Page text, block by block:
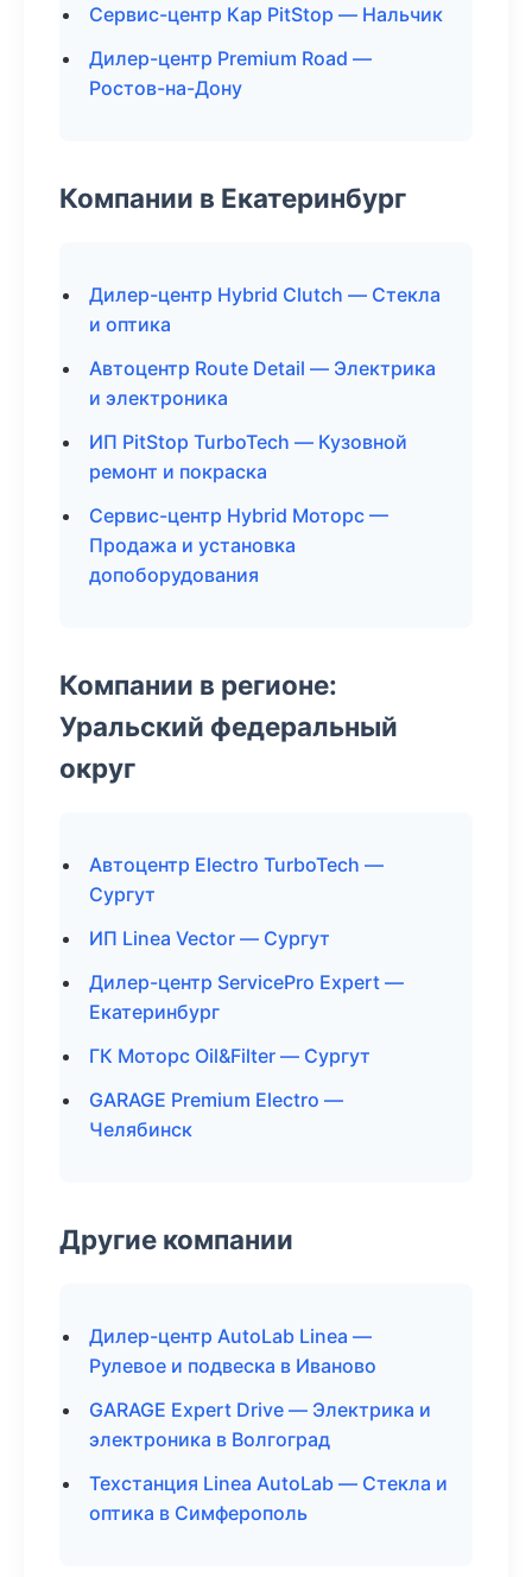
Сервис-центр Кар PitStop — Нальчик
Дилер-центр Premium Road —
Ростов-на-Дону
Компании в Екатеринбург
Дилер-центр Hybrid Clutch — Стекла
и оптика
Автоцентр Route Detail — Электрика
и электроника
ИП PitStop TurboTech — Кузовной
ремонт и покраска
Сервис-центр Hybrid Моторс —
Продажа и установка
допоборудования
Компании в регионе:
Уральский федеральный
округ
Автоцентр Electro TurboTech —
Сургут
ИП Linea Vector — Сургут
Дилер-центр ServicePro Expert —
Екатеринбург
ГК Моторс Oil&Filter — Сургут
GARAGE Premium Electro —
Челябинск
Другие компании
Дилер-центр AutoLab Linea —
Рулевое и подвеска в Иваново
GARAGE Expert Drive — Электрика и
электроника в Волгоград
Техстанция Linea AutoLab — Стекла и
оптика в Симферополь